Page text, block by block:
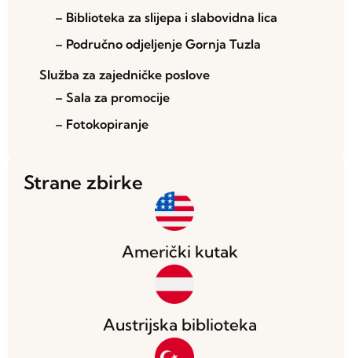
– Biblioteka za slijepa i slabovidna lica
– Područno odjeljenje Gornja Tuzla
Služba za zajedničke poslove
– Sala za promocije
– Fotokopiranje
Strane zbirke
Američki kutak
Austrijska biblioteka